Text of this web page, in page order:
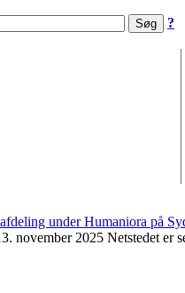
?
november 2025 Netstedet er